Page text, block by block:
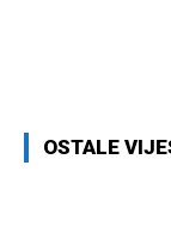
OSTALE